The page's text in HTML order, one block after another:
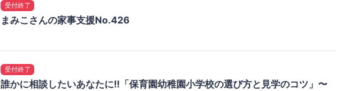
受付終了
まみこさんの家事支援No.426
受付終了
誰かに相談したいあなたに!!「保育園幼稚園小学校の選び方と見学のコツ」〜